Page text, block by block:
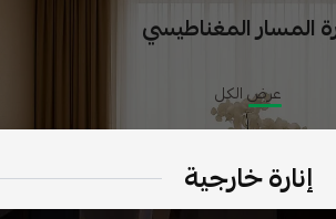
المسار المغناطيسي
عرض الكل
إنارة خارجية